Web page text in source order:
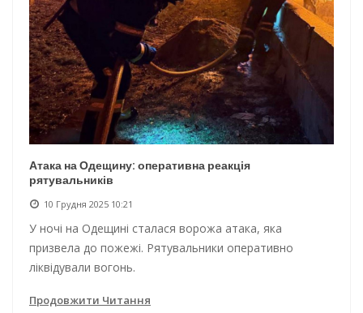
Атака на Одещину: оперативна реакція
рятувальників
10 Грудня 2025 10:21
У ночі на Одещині сталася ворожа атака, яка
призвела до пожежі. Рятувальники оперативно
ліквідували вогонь.
Продовжити Читання